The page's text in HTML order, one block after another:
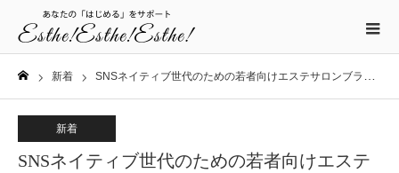
新着 SNSネイティブ世代のための若者向けエステサロンブランディング戦略
新着
SNSネイティブ世代のための若者向けエステ